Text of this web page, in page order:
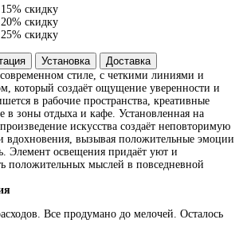
скидку
скидку
скидку
Установка
Доставка
стиле, с четкими линиями и
который создаёт ощущение уверенности и
в рабочие пространства, креативные
в зоны отдыха и кафе. Установленная на
искусства создаёт неповторимую
вдохновения, вызывая положительные эмоции
Элемент освещения придаёт уют и
положительных мыслей в повседневной
Все продумано до мелочей. Осталось